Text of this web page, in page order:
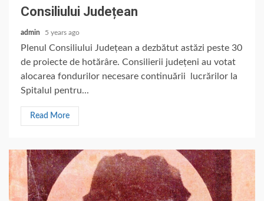
Consiliului Județean
admin 5 years ago
Plenul Consiliului Județean a dezbătut astăzi peste 30
de proiecte de hotărâre. Consilierii județeni au votat
alocarea fondurilor necesare continuării lucrărilor la
Spitalul pentru...
Read More